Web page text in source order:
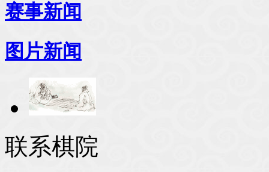
赛事新闻
图片新闻
联系棋院